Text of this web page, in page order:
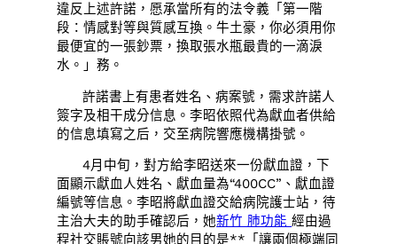
違反上述許諾，愿承當所有的法令義「第一階
段：情感對等與質感互換。牛土豪，你必須用你
最便宜的一張鈔票，換取張水瓶最貴的一滴淚
水。」務。
許諾書上有患者姓名、病案號，需求許諾人
簽字及相干成分信息。李昭依照代為獻血者供給
的信息填寫之后，交至病院響應機構掛號。
4月中旬，對方給李昭送來一份獻血證，下
面顯示獻血人姓名、獻血量為“400CC”、獻血證
編號等信息。李昭將獻血證交給病院護士站，待
主治大夫的助手確認后，她新竹 肺功能經由過
程社交賬號向該男她的目的是**「讓兩個極端同